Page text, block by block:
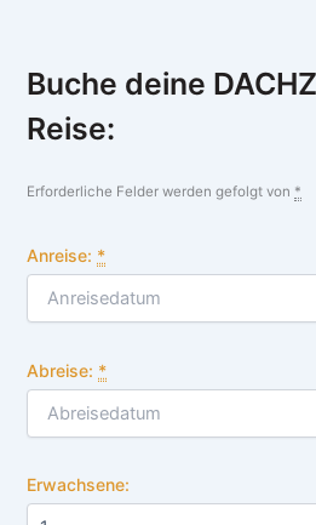
Buche deine
Reise:
Erforderliche Felder werden gefolgt von *
Anreise: *
Abreise: *
Erwachsene: